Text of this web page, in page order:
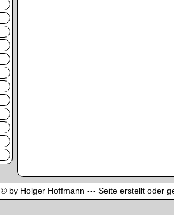
© by Holger Hoffmann --- Seite erstellt oder